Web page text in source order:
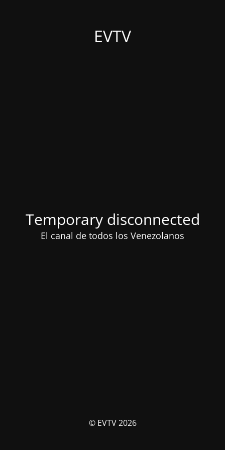
EVTV
Temporary disconnected
El canal de todos los Venezolanos
© EVTV 2026